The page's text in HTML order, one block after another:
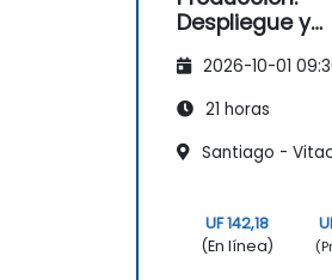
Despliegue y
2026-10-01
21 horas
Santiago -
UF 142,18
(En línea)